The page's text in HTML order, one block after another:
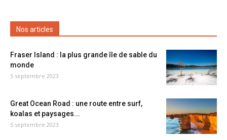
Nos articles
Fraser Island : la plus grande île de sable du
monde
5 septembre 2023
Great Ocean Road : une route entre surf,
koalas et paysages...
5 septembre 2023